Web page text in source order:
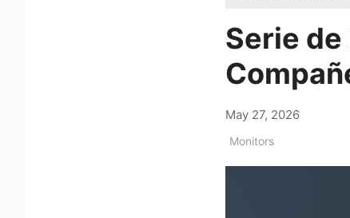
Serie de
May 27, 2026
Monitors